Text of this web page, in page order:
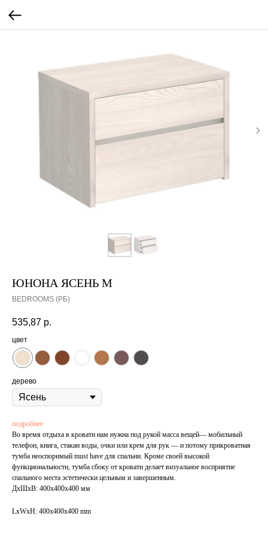
ЮНОНА ЯСЕНЬ М
BEDROOMS (РБ)
535,87 р.
цвет
дерево
подробнее
Во время отдыха в кровати нам нужна под рукой масса вещей— мобильный
телефон, книга, стакан воды, очки или крем для рук — и потому прикроватная
тумба неоспоримый must have для спальни. Кроме своей высокой
функциональности, тумба сбоку от кровати делает визуальное восприятие
спального места эстетически цельным и завершенным.
ДxШxВ: 400x400x400 мм
LxWxH: 400x400x400 mm